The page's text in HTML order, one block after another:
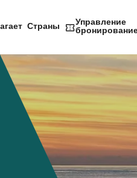
Страны
Управление